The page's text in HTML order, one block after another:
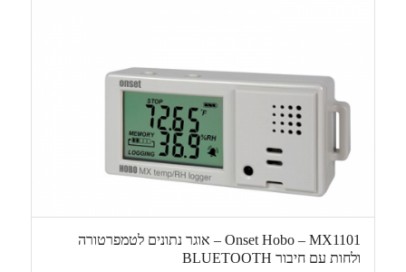
Onset Hobo – MX1101 – אוגר נתונים לטמפרטורה
ולחות עם חיבור BLUETOOTH